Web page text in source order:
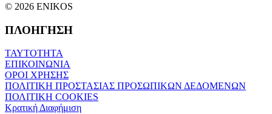
© 2026 ENIKOS
ΠΛΟΗΓΗΣΗ
ΤΑΥΤΟΤΗΤΑ
ΕΠΙΚΟΙΝΩΝΙΑ
ΟΡΟΙ ΧΡΗΣΗΣ
ΠΟΛΙΤΙΚΗ ΠΡΟΣΤΑΣΙΑΣ ΠΡΟΣΩΠΙΚΩΝ ΔΕΔΟΜΕΝΩΝ
ΠΟΛΙΤΙΚΗ COOKIES
Κρατική Διαφήμιση